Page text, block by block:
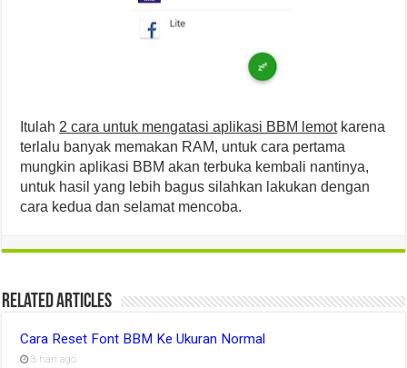
Itulah 2 cara untuk mengatasi aplikasi BBM lemotkarena
terlalu banyak memakan RAM, untuk cara pertama
mungkin aplikasi BBM akan terbuka kembali nantinya,
untuk hasil yang lebih bagus silahkan lakukan dengan
cara kedua dan selamat mencoba.
Related Articles
Cara Reset Font BBM Ke Ukuran Normal
3 hari ago